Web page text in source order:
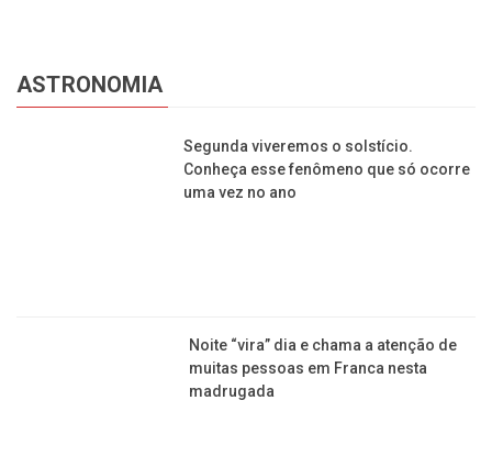
ASTRONOMIA
Segunda viveremos o solstício.
Conheça esse fenômeno que só ocorre
uma vez no ano
Noite “vira” dia e chama a atenção de
muitas pessoas em Franca nesta
madrugada